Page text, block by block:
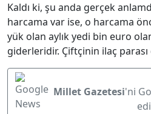
Kaldı ki, şu anda gerçek
harcama var ise, o harcama
yük olan aylık yedi bin euro
giderleridir. Çiftçinin ilaç parası
Millet Gazetesi'ni